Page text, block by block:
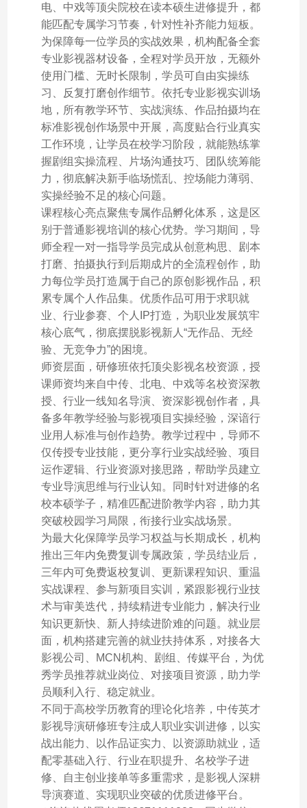
电、中戏等顶尖院校在读本硕生进修提升，都
能匹配专属学习节奏，针对性补齐能力短板。
为保障每一位学员的实战效果，机构配备全套
专业影视器材设备，全程对学员开放，无额外
使用门槛、无时长限制，学员可自由实操练
习、反复打磨创作细节。依托专业影视实训场
地，所有教学环节、实战演练、作品拍摄均在
标准影视创作场景中开展，高度贴合行业真实
工作环境，让学员在校学习阶段，就能熟练掌
握剧组实操流程、片场沟通技巧、团队统筹能
力，彻底解决新手临场慌乱、控场能力薄弱、
实操经验不足的核心问题。
课程核心亮点聚焦专属作品孵化体系，这是区
别于普通影视培训的核心优势。学习期间，导
师全程一对一指导学员完成从创意构思、剧本
打磨、拍摄执行到后期成片的全流程创作，助
力每位学员打造属于自己的原创影视作品，积
累专属个人作品集。优质作品可用于求职就
业、行业参赛、个人IP打造，为职业发展筑牢
核心底气，彻底摆脱影视新人“无作品、无经
验、无竞争力”的困境。
师资层面，研修班依托顶尖影视名校资源，授
课师资均来自中传、北电、中戏等名校资深教
授、行业一线知名导演、资深影视创作者，具
备多年教学经验与影视项目实操经验，深谙行
业用人标准与创作趋势。教学过程中，导师不
仅传授专业技能，更分享行业实战经验、项目
运作逻辑、行业资源对接思路，帮助学员建立
专业导演思维与行业认知。同时针对进修的名
校本硕学子，精准匹配进阶教学内容，助力其
突破校园学习局限，衔接行业实战场景。
为最大化保障学员学习权益与长期成长，机构
推出三年内免费复训专属政策，学员结业后，
三年内可免费返校复训、更新课程知识、重温
实战课程、参与新项目实训，紧跟影视行业技
术与审美迭代，持续精进专业能力，解决行业
知识更新快、新人持续进阶难的问题。就业层
面，机构搭建完善的就业扶持体系，对接各大
影视公司、MCN机构、剧组、传媒平台，为优
秀学员推荐就业岗位、对接项目资源，助力学
员顺利入行、稳定就业。
不同于高校学历教育的理论化培养，中传英才
影视导演研修班专注成人职业实训进修，以实
战出能力、以作品证实力、以资源助就业，适
配零基础入行、行业在职提升、名校学子进
修、自主创业接单等多重需求，是影视人深耕
导演赛道、实现职业突破的优质进修平台。